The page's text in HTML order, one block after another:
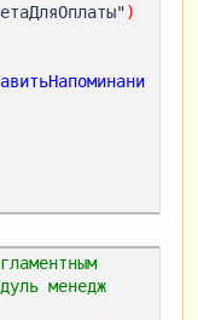
)
менедж